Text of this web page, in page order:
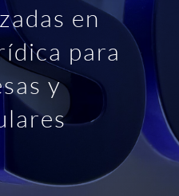
en
para
y